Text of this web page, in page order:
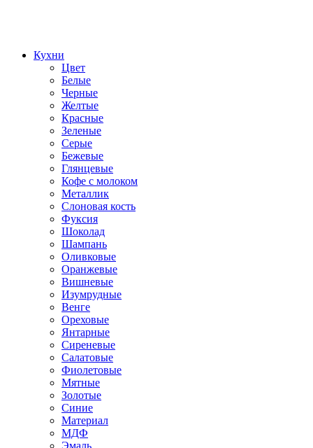
Кухни
Цвет
Белые
Черные
Желтые
Красные
Зеленые
Серые
Бежевые
Глянцевые
Кофе с молоком
Металлик
Слоновая кость
Фуксия
Шоколад
Шампань
Оливковые
Оранжевые
Вишневые
Изумрудные
Венге
Ореховые
Янтарные
Сиреневые
Салатовые
Фиолетовые
Мятные
Золотые
Синие
Материал
МДФ
Эмаль